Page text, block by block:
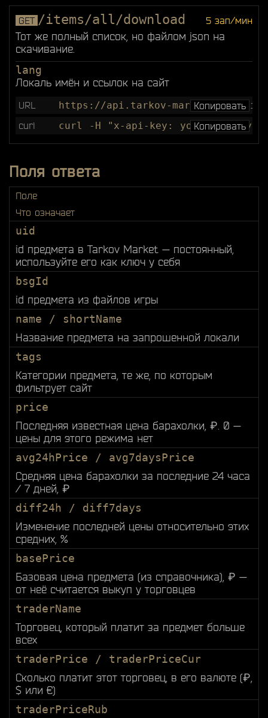
GET /items/all/download 5 зап/мин
Тот же полный список, но файлом json на
скачивание.
lang
Локаль имён и ссылок на сайт
URL https://api.tarkov-market.app/api/
Копировать
curl
curl -H "x-api-key: your_api_key"
Копировать
Поля ответа
Поле
Что означает
uid
id предмета в Tarkov Market — постоянный,
используйте его как ключ у себя
bsgId
id предмета из файлов игры
name / shortName
Название предмета на запрошенной локали
tags
Категории предмета, те же, по которым
фильтрует сайт
price
Последняя известная цена барахолки, ₽. 0 —
цены для этого режима нет
avg24hPrice / avg7daysPrice
Средняя цена барахолки за последние 24 часа
/ 7 дней, ₽
diff24h / diff7days
Изменение последней цены относительно этих
средних, %
basePrice
Базовая цена предмета (из справочника), ₽ —
от неё считается выкуп у торговцев
traderName
Торговец, который платит за предмет больше
всех
traderPrice / traderPriceCur
Сколько платит этот торговец, в его валюте (₽,
$ или €)
traderPriceRub